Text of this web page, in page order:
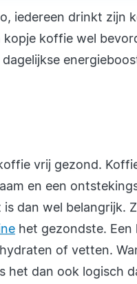
iedereen drinkt zijn
koffie wel
vrij gezond.
en een
dan wel belangrijk.
het gezondste.
of vetten.
het dan ook logisch